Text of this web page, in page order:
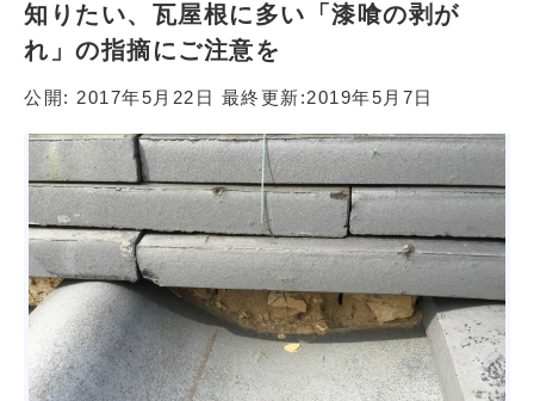
知りたい、瓦屋根に多い「漆喰の剥が
れ」の指摘にご注意を
公開: 2017年5月22日 最終更新:2019年5月7日